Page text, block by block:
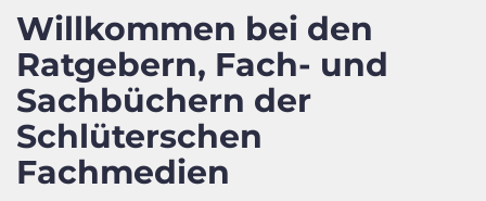
Willkommen bei den
Ratgebern, Fach- und
Sachbüchern der
Schlüterschen
Fachmedien